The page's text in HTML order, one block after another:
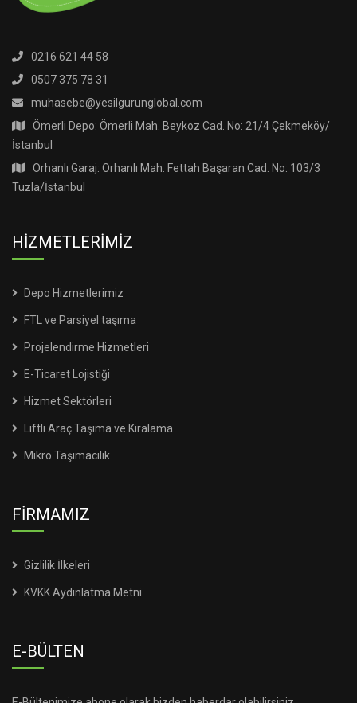
0216 621 44 58
0507 375 78 31
muhasebe@yesilgurunglobal.com
Ömerli Depo: Ömerli Mah. Beykoz Cad. No: 21/4 Çekmeköy/
İstanbul
Orhanlı Garaj: Orhanlı Mah. Fettah Başaran Cad. No: 103/3
Tuzla/İstanbul
HİZMETLERİMİZ
Depo Hizmetlerimiz
FTL ve Parsiyel taşıma
Projelendirme Hizmetleri
E-Ticaret Lojistiği
Hizmet Sektörleri
Liftli Araç Taşıma ve Kiralama
Mikro Taşımacılık
FİRMAMIZ
Gizlilik İlkeleri
KVKK Aydınlatma Metni
E-BÜLTEN